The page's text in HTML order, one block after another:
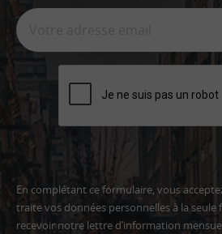
En complétant ce formulaire, vous
traite vos données personnelles à la
recevoir notre lettre d’information